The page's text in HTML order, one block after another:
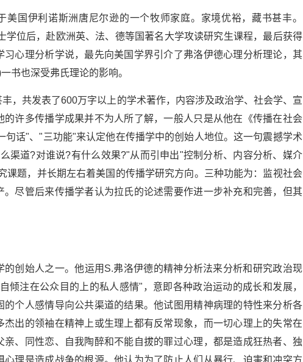
美国伊利诺斯洲唐尼尔逊的一个牧师家庭。家境优裕，藏书甚丰。
学位后，赴欧洲英、法、德等国著名大学攻读研究生课程，最后获得
心理分析学说，最先向美国学界引介了弗洛伊德心理分析理论，其
书也深受弗氏理论的影响。
，共发表了600万字以上的学术著作，内容涉及政治学、社会学、宣
许多传播学成果并不为人所了解，一般人只是从他在《传播在社会
句话"、"三功能"来认定他在传播学中的创始人地位。这一句震撼学术
渠道?对谁说?有什么效果?"从而引申出"控制分析、内容分析、媒介
课题，并长期左右着美国的传播学研究方向。三种功能为：监视社会
尽管后来传播学者认为拉氏的论述需要作进一步补充和完善，但其
创始人之一。他运用S.弗洛伊德的精神分析法来分析和研究政治现
倾注在公众目的上的私人感情"，意即各种政治运动的成长和发展，
个人感情导向公共渠道的结果。他试图用精神病理的特性来分析各
出的领袖在精神上或生理上都有反常现象，而一切心理上的失常在
、同性恋、自我陶醉和不能自拔的罪过心理，都是造成狂热者、独
理是造成战争的根源。他认为为了防止人们从暴行、迫害和冲突方